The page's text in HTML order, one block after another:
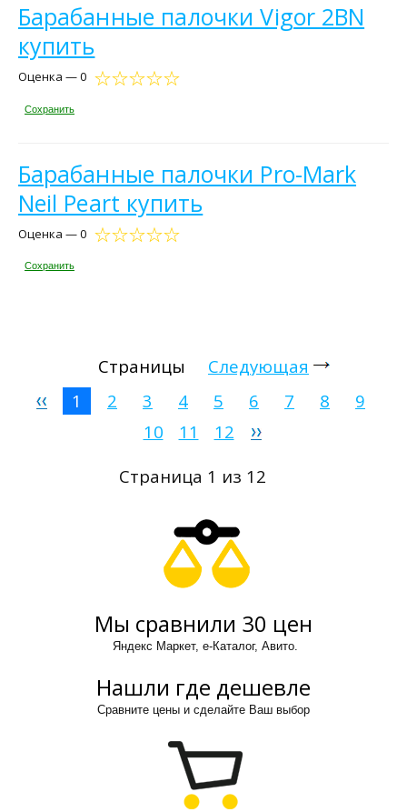
Барабанные палочки Vigor 2BN
купить
Оценка — 0
Сохранить
Барабанные палочки Pro-Mark
Neil Peart купить
Оценка — 0
Сохранить
Страницы
Следующая
1
2 3 4 5 6 7 8
9
10
11
12
Страница 1 из 12
Мы сравнили 30 цен
Яндекс Маркет, е-Каталог, Авито.
Нашли где дешевле
Сравните цены и сделайте Ваш выбор